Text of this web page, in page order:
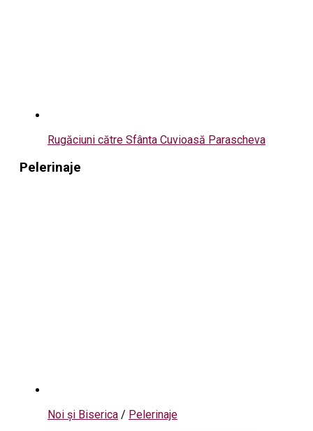
Rugăciuni către Sfânta Cuvioasă Parascheva
Pelerinaje
Noi și Biserica / Pelerinaje